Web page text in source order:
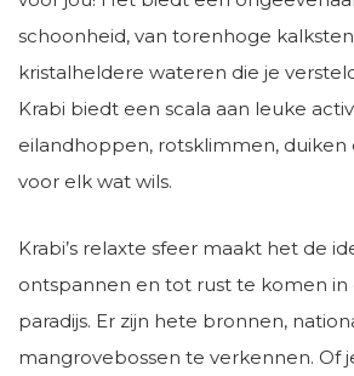
schoonheid, van torenhoge
kristalheldere wateren die je
Krabi biedt een scala aan leuke
eilandhoppen, rotsklimmen, duiken
voor elk wat wils.
Krabi’s relaxte sfeer maakt het de
ontspannen en tot rust te komen in
paradijs. Er zijn hete bronnen,
mangrovebossen te verkennen. Of